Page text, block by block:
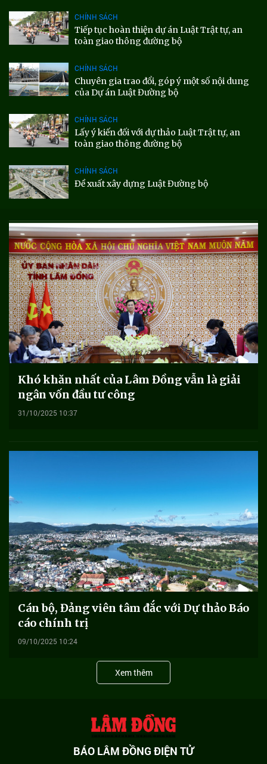
CHÍNH SÁCH
Tiếp tục hoàn thiện dự án Luật Trật tự, an
toàn giao thông đường bộ
CHÍNH SÁCH
Chuyên gia trao đổi, góp ý một số nội dung
của Dự án Luật Đường bộ
CHÍNH SÁCH
Lấy ý kiến đối với dự thảo Luật Trật tự, an
toàn giao thông đường bộ
CHÍNH SÁCH
Đề xuất xây dựng Luật Đường bộ
Khó khăn nhất của Lâm Đồng vẫn là giải
ngân vốn đầu tư công
31/10/2025 10:37
Cán bộ, Đảng viên tâm đắc với Dự thảo Báo
cáo chính trị
09/10/2025 10:24
Xem thêm
BÁO LÂM ĐỒNG ĐIỆN TỬ